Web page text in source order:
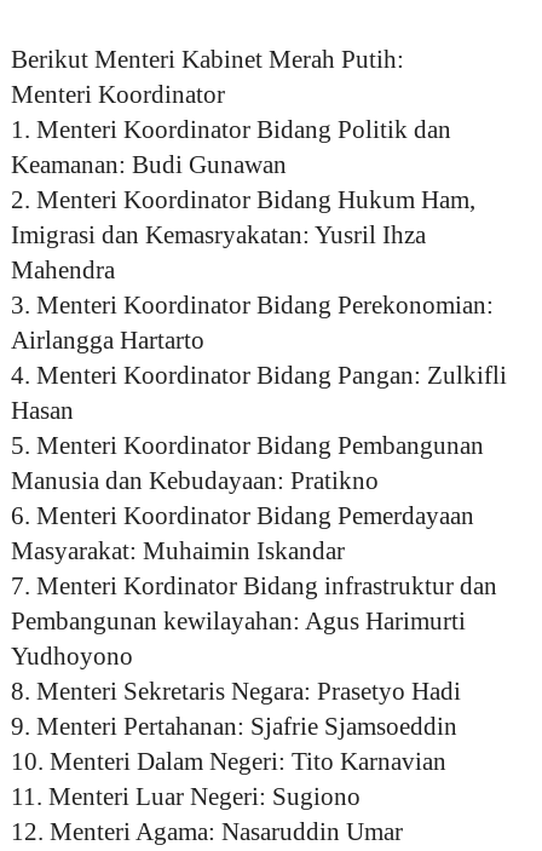
Berikut Menteri Kabinet Merah Putih:
Menteri Koordinator
1. Menteri Koordinator Bidang Politik dan
Keamanan: Budi Gunawan
2. Menteri Koordinator Bidang Hukum Ham,
Imigrasi dan Kemasryakatan: Yusril Ihza
Mahendra
3. Menteri Koordinator Bidang Perekonomian:
Airlangga Hartarto
4. Menteri Koordinator Bidang Pangan: Zulkifli
Hasan
5. Menteri Koordinator Bidang Pembangunan
Manusia dan Kebudayaan: Pratikno
6. Menteri Koordinator Bidang Pemerdayaan
Masyarakat: Muhaimin Iskandar
7. Menteri Kordinator Bidang infrastruktur dan
Pembangunan kewilayahan: Agus Harimurti
Yudhoyono
8. Menteri Sekretaris Negara: Prasetyo Hadi
9. Menteri Pertahanan: Sjafrie Sjamsoeddin
10. Menteri Dalam Negeri: Tito Karnavian
11. Menteri Luar Negeri: Sugiono
12. Menteri Agama: Nasaruddin Umar